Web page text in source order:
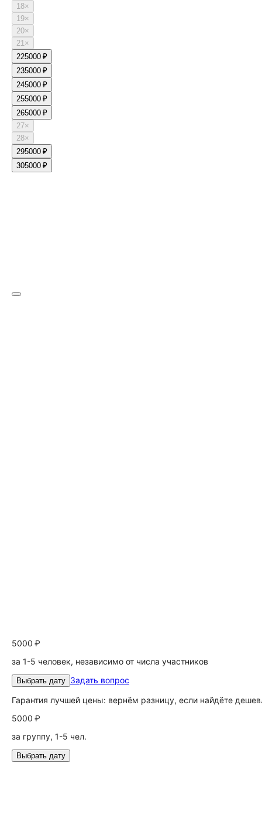
18×
19×
20×
21×
225000 ₽
235000 ₽
245000 ₽
255000 ₽
265000 ₽
27×
28×
295000 ₽
305000 ₽
5000 ₽
за 1-5 человек, независимо от числа участников
Выбрать дату Задать вопрос
Гарантия лучшей цены: вернём разницу, если найдёте
5000 ₽
за группу, 1-5 чел.
Выбрать дату